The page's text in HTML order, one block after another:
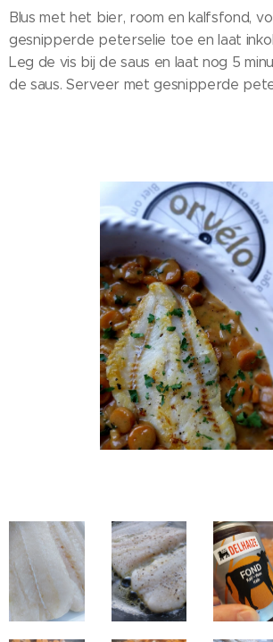
Blus met het bier, room en kalfsfond,
gesnipperde peterselie toe en laat
Leg de vis bij de saus en laat nog 5
de saus. Serveer met gesnipperde